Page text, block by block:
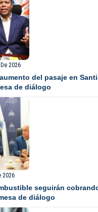
2026
del pasaje en
de diálogo
2026
seguirán
de diálogo